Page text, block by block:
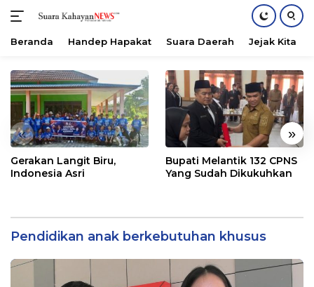
konten
Beranda Handep Hapakat Suara Daerah Jejak Kita
« »
Gerakan Langit Biru,
Indonesia Asri
Bupati Melantik 132 CPNS
Yang Sudah Dikukuhkan
Pendidikan anak berkebutuhan khusus